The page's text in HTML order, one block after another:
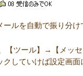
ールを自動で振り分け
【ツール】→【メッセ
していけば設定画面